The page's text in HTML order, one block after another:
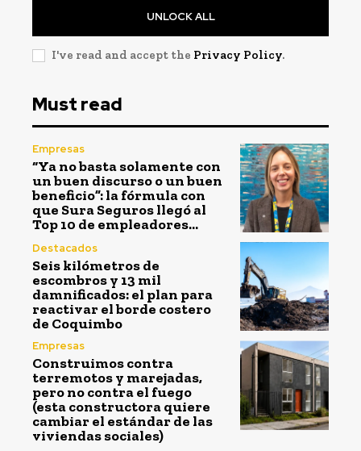
UNLOCK ALL
I've read and accept the Privacy Policy.
Must read
Empresas
“Ya no basta solamente con
un buen discurso o un buen
beneficio”: la fórmula con
que Sura Seguros llegó al
Top 10 de empleadores...
Destacados
Seis kilómetros de
escombros y 13 mil
damnificados: el plan para
reactivar el borde costero
de Coquimbo
Empresas
Construimos contra
terremotos y marejadas,
pero no contra el fuego
(esta constructora quiere
cambiar el estándar de las
viviendas sociales)